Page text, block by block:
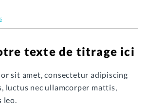
texte de titrage ici
sit amet, consectetur adipiscing
luctus nec ullamcorper mattis,
leo.